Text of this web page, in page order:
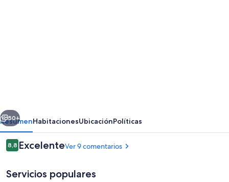
Siguiente
50+
ResumenHabitacionesUbicaciónPolíticas
Comentarios
8,88,8 de 10
ExcelenteVer 9 comentarios
Servicios populares